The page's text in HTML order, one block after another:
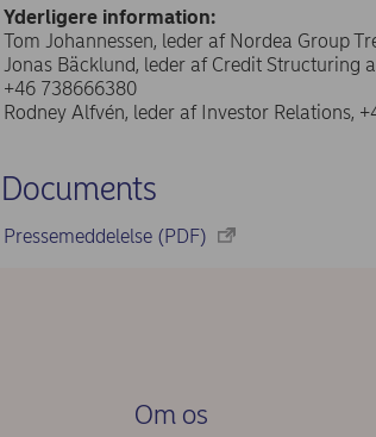
Yderligere information:
Tom Johannessen, leder af Nordea Group
Jonas Bäcklund, leder af Credit Structuring
+46 738666380
Rodney Alfvén, leder af Investor Relations,
Documents
Pressemeddelelse (PDF)
Om os